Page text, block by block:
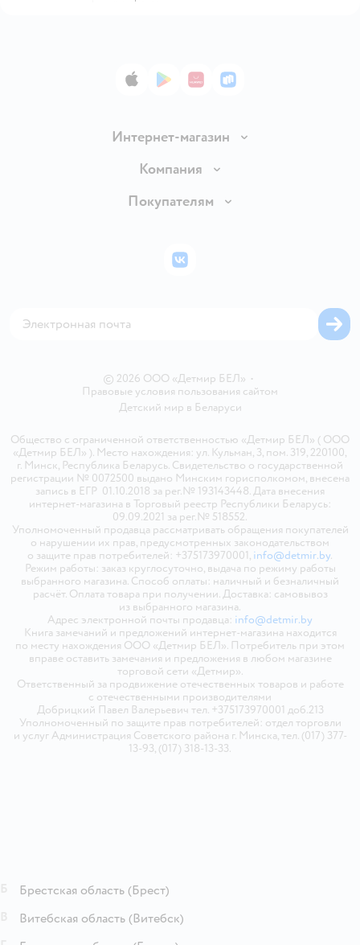
App StoreGoogle Play
AppGallery
RuStore
Интернет-магазин
Доставка и оплата
Правила продажи
Политика использования файлов cookie
Компания
Вакансии
Покупателям
Бонусные карты
© 2026 ООО «Детмир БЕЛ» •
Правовые условия пользования сайтом
Детский мир в Беларуси
Общество с ограниченной ответственностью «Детмир БЕЛ» ( ООО
«Детмир БЕЛ» ). Место нахождения: ул. Кульман, 3, пом. 319, 220100,
г. Минск, Республика Беларусь. Свидетельство о государственной
регистрации № 0072500 выдано Минским горисполкомом, внесена
запись в ЕГР 01.10.2018 за рег.№ 193143448. Дата внесения
интернет-магазина в Торговый реестр Республики Беларусь:
09.09.2021 за рег.№ 518552.
Уполномоченный продавца рассматривать обращения покупателей
о нарушении их прав, предусмотренных законодательством
о защите прав потребителей: +375173970001, info@detmir.by.
Режим работы: заказ круглосуточно, выдача по режиму работы
выбранного магазина. Способ оплаты: наличный и безналичный
расчёт. Оплата товара при получении. Доставка: самовывоз
из выбранного магазина.
Адрес электронной почты продавца: info@detmir.by
Книга замечаний и предложений интернет-магазина находится
по месту нахождения ООО «Детмир БЕЛ». Потребитель при этом
вправе оставить замечания и предложения в любом магазине
торговой сети «Детмир».
Ответственный за продвижение отечественных товаров и работе
с отечественными производителями
Добрицкий Павел Валерьевич тел. +375173970001 доб.213
Уполномоченный по защите прав потребителей: отдел торговли
и услуг Администрация Советского района г. Минска, тел. (017) 377-
13-93, (017) 318-13-33.
ВКонтакте
Брестская область (Брест)
Витебская область (Витебск)